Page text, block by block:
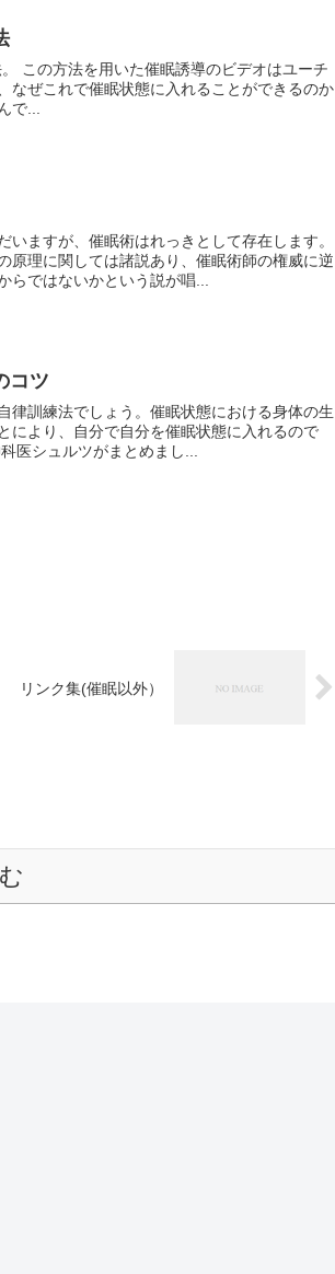
この方法を用いた催眠誘導のビデオはユーチ
なぜこれで催眠状態に入れることができるのか
で...
ますが、催眠術はれっきとして存在します。
原理に関しては諸説あり、催眠術師の権威に逆
らではないかという説が唱...
コツ
律訓練法でしょう。催眠状態における身体の生
により、自分で自分を催眠状態に入れるので
医シュルツがまとめまし...
リンク集(催眠以外）